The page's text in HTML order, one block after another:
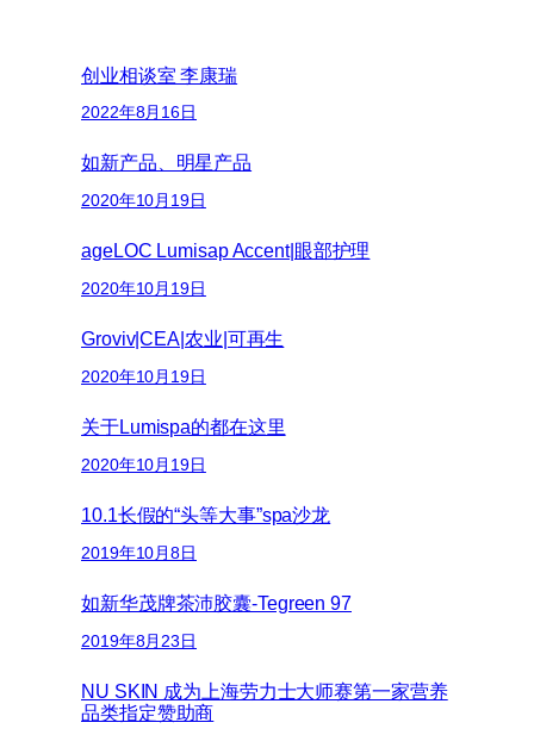
创业相谈室 李康瑞
2022年8月16日
如新产品、明星产品
2020年10月19日
ageLOC Lumisap Accent|眼部护理
2020年10月19日
Groviv|CEA|农业|可再生
2020年10月19日
关于Lumispa的都在这里
2020年10月19日
10.1长假的“头等大事”spa沙龙
2019年10月8日
如新华茂牌茶沛胶囊-Tegreen 97
2019年8月23日
NU SKIN 成为上海劳力士大师赛第一家营养
品类指定赞助商